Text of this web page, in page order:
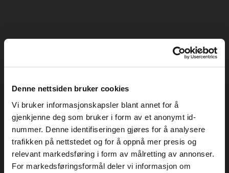
Denne nettsiden bruker cookies
Vi bruker informasjonskapsler blant annet for å
gjenkjenne deg som bruker i form av et anonymt id-
nummer. Denne identifiseringen gjøres for å analysere
trafikken på nettstedet og for å oppnå mer presis og
relevant markedsføring i form av målretting av annonser.
For markedsføringsformål deler vi informasjon om
GENERALSAMARBEIDSPARTNER